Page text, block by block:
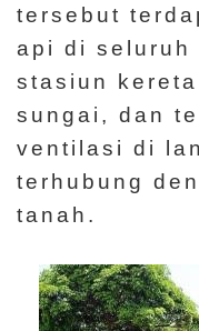
tersebut
api di seluruh
stasiun
sungai, dan
ventilasi di
terhubung
tanah.